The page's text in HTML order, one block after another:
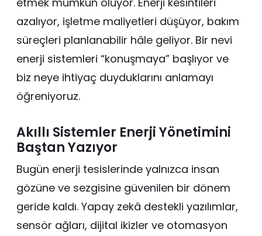
azalıyor, işletme maliyetleri düşüyor, bakım
süreçleri planlanabilir hâle geliyor. Bir nevi
enerji sistemleri “konuşmaya” başlıyor ve
biz neye ihtiyaç duyduklarını anlamayı
öğreniyoruz.
Akıllı Sistemler Enerji Yönetimini
Baştan Yazıyor
Bugün enerji tesislerinde yalnızca insan
gözüne ve sezgisine güvenilen bir dönem
geride kaldı. Yapay zekâ destekli yazılımlar,
sensör ağları, dijital ikizler ve otomasyon